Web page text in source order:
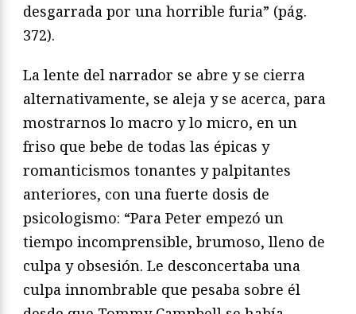
desgarrada por una horrible furia” (pág.
372).
La lente del narrador se abre y se cierra
alternativamente, se aleja y se acerca, para
mostrarnos lo macro y lo micro, en un
friso que bebe de todas las épicas y
romanticismos tonantes y palpitantes
anteriores, con una fuerte dosis de
psicologismo: “Para Peter empezó un
tiempo incomprensible, brumoso, lleno de
culpa y obsesión. Le desconcertaba una
culpa innombrable que pesaba sobre él